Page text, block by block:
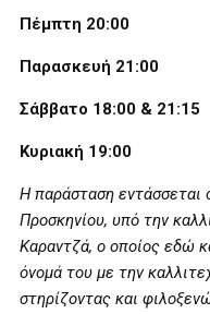
Πέμπτη 20:00
Παρασκευή 21:00
Σάββατο 18:00 & 21:15
Κυριακή 19:00
Η παράσταση εντάσσεται
Προσκηνίου, υπό την
Καραντζά, ο οποίος εδώ
όνομά του με την
στηρίζοντας και